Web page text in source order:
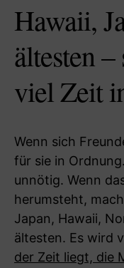
Hawaii,
ältesten
viel Zeit
Wenn sich
für sie in
unnötig. Wenn
herumsteht,
Japan, Hawaii,
ältesten. Es wird
der Zeit liegt, die